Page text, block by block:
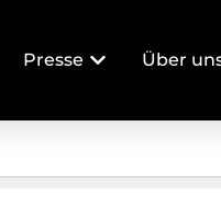
Presse Über